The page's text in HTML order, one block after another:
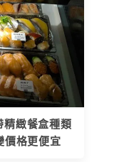
精緻餐盒種類
價格更便宜